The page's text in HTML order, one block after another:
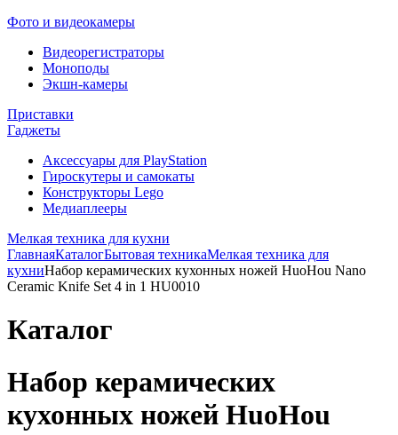
Фото и видеокамеры
Видеорегистраторы
Моноподы
Экшн-камеры
Приставки
Гаджеты
Аксессуары для PlayStation
Гироскутеры и самокаты
Конструкторы Lego
Медиаплееры
Мелкая техника для кухни
ГлавнаяКаталогБытовая техникаМелкая техника для
кухниНабор керамических кухонных ножей HuoHou Nano
Ceramic Knife Set 4 in 1 HU0010
Каталог
Набор керамических
кухонных ножей HuoHou